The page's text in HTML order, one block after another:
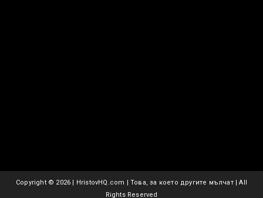
Copyright © 2026 | HristovHQ.com | Това, за което другите мълчат | All
Rights Reserved